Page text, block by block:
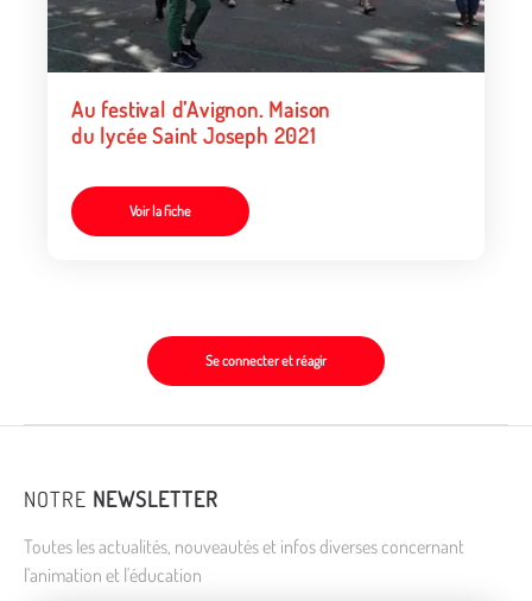
Au festival d’Avignon. Maison
du lycée Saint Joseph 2021
Voir la fiche
Se connecter et réagir
NOTRE NEWSLETTER
Toutes les actualités, nouveautés et infos diverses concernant
l'animation et l'éducation